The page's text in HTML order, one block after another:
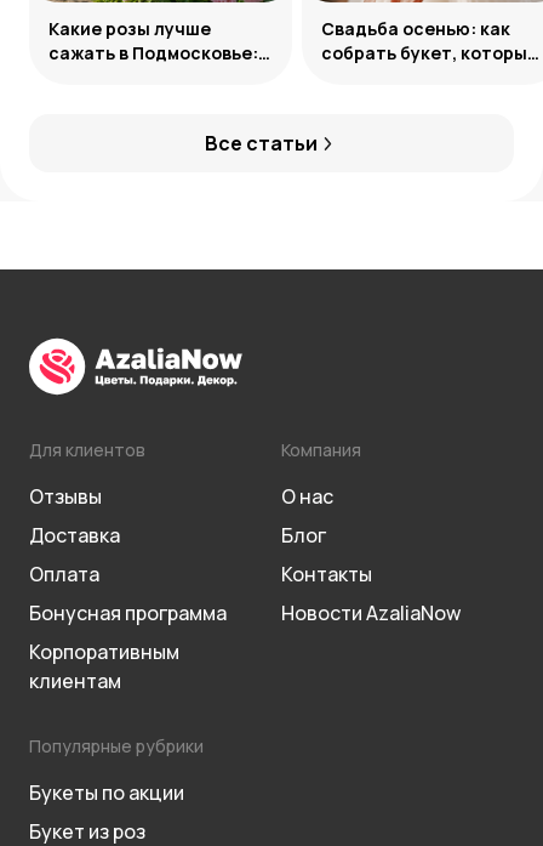
Все статьи
Какие розы лучше
сажать в Подмосковье:
Свадьба осенью: как
собрать букет, который
Для клиентов
Отзывы
Доставка
Оплата
Бонусная программа
Корпоративным
клиентам
Компания
О нас
Блог
Контакты
Новости AzaliaNow
Популярные рубрики
Букеты по акции
Букет из роз